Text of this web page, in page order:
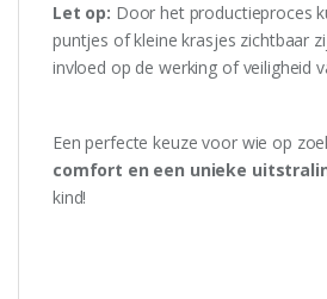
Let op: Door het productieproces
puntjes of kleine krasjes zichtbaar
invloed op de werking of veiligheid
Een perfecte keuze voor wie op
comfort en een unieke
kind!